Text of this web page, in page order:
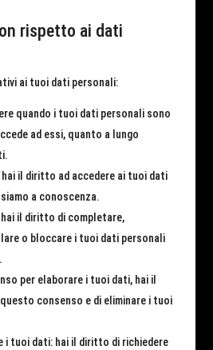
rispetto ai dati
ai tuoi dati personali:
quando i tuoi dati personali sono
ad essi, quanto a lungo
il diritto ad accedere ai tuoi dati
a conoscenza.
il diritto di completare,
o bloccare i tuoi dati personali
per elaborare i tuoi dati, hai il
consenso e di eliminare i tuoi
tuoi dati: hai il diritto di richiedere